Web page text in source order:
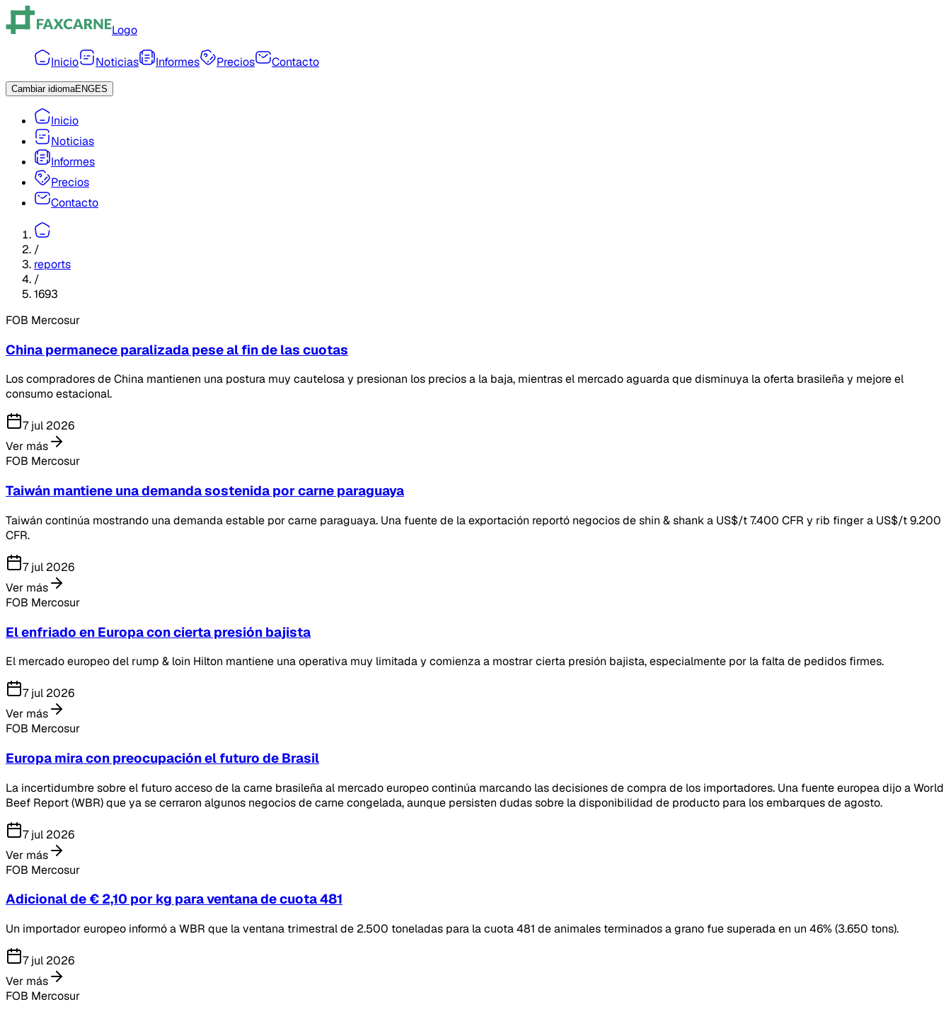
Logo
Inicio Noticias Informes Precios Contacto
Cambiar idiomaENGES
Inicio
Noticias
Informes
Precios
Contacto
/
reports
/
1693
FOB Mercosur
China permanece paralizada pese al fin de las cuotas
Los compradores de China mantienen una postura muy cautelosa y presionan los precios a la baja, mientras el mercado aguarda que disminuya la oferta brasileña y mejore el
consumo estacional.
7 jul 2026
Ver más
FOB Mercosur
Taiwán mantiene una demanda sostenida por carne paraguaya
Taiwán continúa mostrando una demanda estable por carne paraguaya. Una fuente de la exportación reportó negocios de shin & shank a US$/t 7.400 CFR y rib finger a US$/t 9.200
CFR.
7 jul 2026
Ver más
FOB Mercosur
El enfriado en Europa con cierta presión bajista
El mercado europeo del rump & loin Hilton mantiene una operativa muy limitada y comienza a mostrar cierta presión bajista, especialmente por la falta de pedidos firmes.
7 jul 2026
Ver más
FOB Mercosur
Europa mira con preocupación el futuro de Brasil
La incertidumbre sobre el futuro acceso de la carne brasileña al mercado europeo continúa marcando las decisiones de compra de los importadores. Una fuente europea dijo a World
Beef Report (WBR) que ya se cerraron algunos negocios de carne congelada, aunque persisten dudas sobre la disponibilidad de producto para los embarques de agosto.
7 jul 2026
Ver más
FOB Mercosur
Adicional de € 2,10 por kg para ventana de cuota 481
Un importador europeo informó a WBR que la ventana trimestral de 2.500 toneladas para la cuota 481 de animales terminados a grano fue superada en un 46% (3.650 tons).
7 jul 2026
Ver más
FOB Mercosur